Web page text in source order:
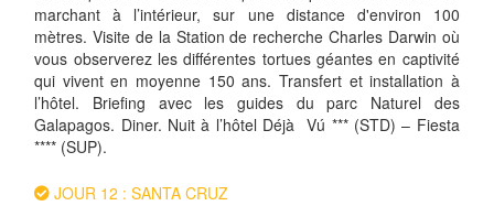
marchant à l’intérieur, sur une distance d'environ 100
mètres. Visite de la Station de recherche Charles Darwin où
vous observerez les différentes tortues géantes en captivité
qui vivent en moyenne 150 ans. Transfert et installation à
l’hôtel. Briefing avec les guides du parc Naturel des
Galapagos. Diner. Nuit à l’hôtel Déjà Vú *** (STD) – Fiesta
**** (SUP).
JOUR 12 : SANTA CRUZ